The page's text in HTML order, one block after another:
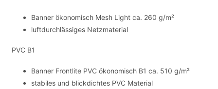
Banner ökonomisch Mesh Light ca. 260 g/m²
luftdurchlässiges Netzmaterial
PVC B1
Banner Frontlite PVC ökonomisch B1 ca. 510 g/m²
stabiles und blickdichtes PVC Material